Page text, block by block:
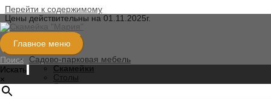
Перейти к содержимому
Главное меню
Поиск
Искать
×
Цены действительны на 01.11.2025г.
Категории
Садово-парковая мебель
Скамейки
Столы
Стулья